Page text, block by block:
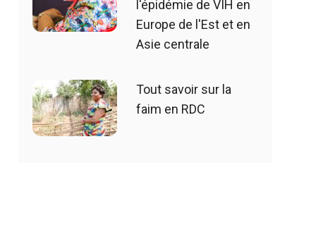
l'épidémie de VIH en
Europe de l'Est et en
Asie centrale
Tout savoir sur la
faim en RDC